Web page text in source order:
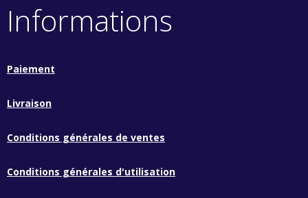
Informations
Paiement
Livraison
Conditions générales de ventes
Conditions générales d'utilisation